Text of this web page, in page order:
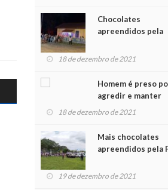
Chocolates
apreendidos pela
para crianças na
18 de dezembro de 2021
Homem é preso
agredir e manter
mulher em cárcere
18 de dezembro de 2021
Mais chocolates
apreendidos pela
crianças no Natal
19 de dezembro de 2021